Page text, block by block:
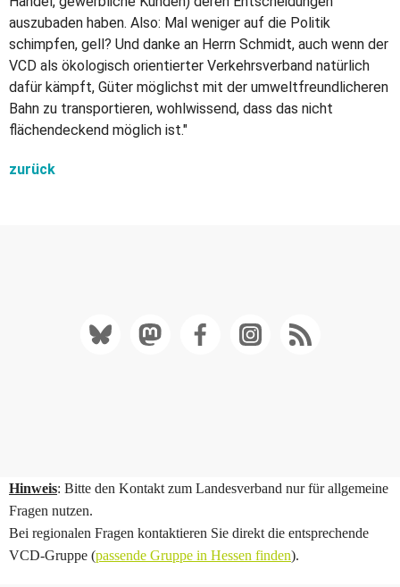
auszubaden haben. Also: Mal weniger auf die Politik
schimpfen, gell? Und danke an Herrn Schmidt, auch wenn der
VCD als ökologisch orientierter Verkehrsverband natürlich
dafür kämpft, Güter möglichst mit der umweltfreundlicheren
Bahn zu transportieren, wohlwissend, dass das nicht
flächendeckend möglich ist."
zurück
Hinweis: Bitte den Kontakt zum Landesverband nur für allgemeine
Fragen nutzen.
Bei regionalen Fragen kontaktieren Sie direkt die entsprechende
VCD-Gruppe (passende Gruppe in Hessen finden).